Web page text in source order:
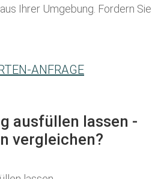
Ihrer Umgebung. Fordern Sie
ANFRAGE
ausfüllen lassen -
vergleichen?